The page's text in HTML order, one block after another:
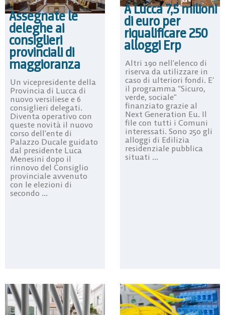
Assegnate le
deleghe ai
consiglieri
provinciali di
maggioranza
Un vicepresidente della
Provincia di Lucca di
nuovo versiliese e 6
consiglieri delegati.
Diventa operativo con
queste novità il nuovo
corso dell’ente di
Palazzo Ducale guidato
dal presidente Luca
Menesini dopo il
rinnovo del Consiglio
provinciale avvenuto
con le elezioni di
secondo ...
A Lucca 7,5 milioni
di euro per
riqualificare 250
alloggi Erp
Altri 190 nell’elenco di
riserva da utilizzare in
caso di ulteriori fondi. E’
il programma “Sicuro,
verde, sociale”
finanziato grazie al
Next Generation Eu. Il
file con tutti i Comuni
interessati. Sono 250 gli
alloggi di Edilizia
residenziale pubblica
situati ...